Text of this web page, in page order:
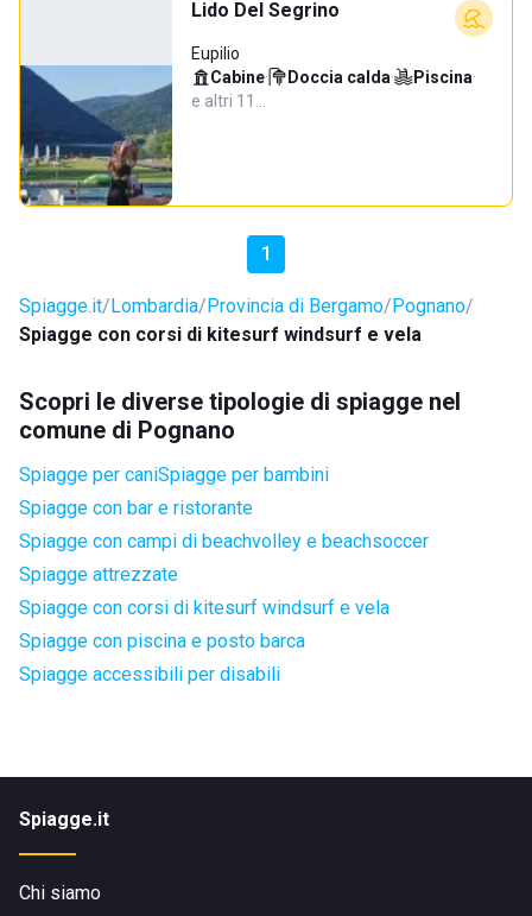
Lido Del Segrino
Eupilio
Cabine· Doccia calda· Piscina·
e altri 11…
1
Spiagge.it Lombardia Provincia di Bergamo Pognano
Spiagge con corsi di kitesurf windsurf e vela
Scopri le diverse tipologie di spiagge nel
comune di Pognano
Spiagge per caniSpiagge per bambini
Spiagge con bar e ristorante
Spiagge con campi di beachvolley e beachsoccer
Spiagge attrezzate
Spiagge con corsi di kitesurf windsurf e vela
Spiagge con piscina e posto barca
Spiagge accessibili per disabili
Spiagge.it
Chi siamo